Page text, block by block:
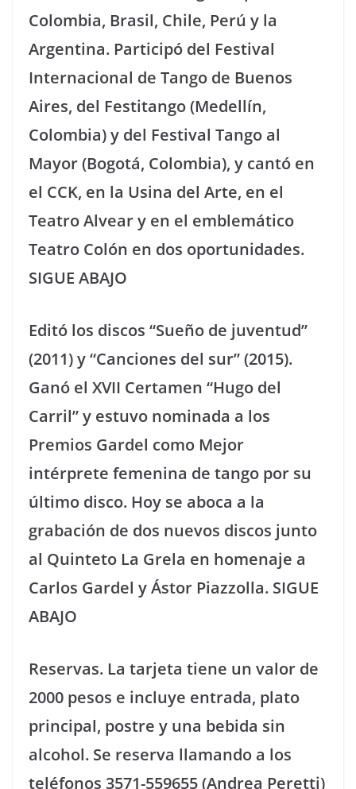
Colombia, Brasil, Chile, Perú y la
Argentina. Participó del Festival
Internacional de Tango de Buenos
Aires, del Festitango (Medellín,
Colombia) y del Festival Tango al
Mayor (Bogotá, Colombia), y cantó en
el CCK, en la Usina del Arte, en el
Teatro Alvear y en el emblemático
Teatro Colón en dos oportunidades.
SIGUE ABAJO
Editó los discos “Sueño de juventud”
(2011) y “Canciones del sur” (2015).
Ganó el XVII Certamen “Hugo del
Carril” y estuvo nominada a los
Premios Gardel como Mejor
intérprete femenina de tango por su
último disco. Hoy se aboca a la
grabación de dos nuevos discos junto
al Quinteto La Grela en homenaje a
Carlos Gardel y Ástor Piazzolla. SIGUE
ABAJO
Reservas. La tarjeta tiene un valor de
2000 pesos e incluye entrada, plato
principal, postre y una bebida sin
alcohol. Se reserva llamando a los
teléfonos 3571-559655 (Andrea Peretti)